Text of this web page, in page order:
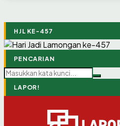
HJL KE-457
PENCARIAN
LAPOR!